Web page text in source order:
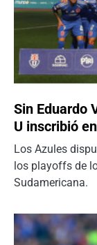
Sin Eduardo
U inscribió
Los Azules
los playoffs de
Sudamericana.